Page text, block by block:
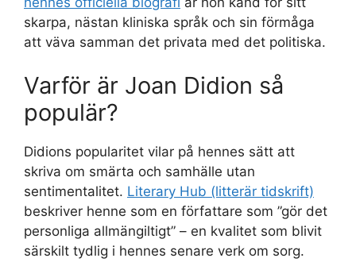
skarpa, nästan kliniska språk och sin förmåga
att väva samman det privata med det politiska.
Varför är Joan Didion så
populär?
Didions popularitet vilar på hennes sätt att
skriva om smärta och samhälle utan
sentimentalitet. Literary Hub (litterär tidskrift)
beskriver henne som en författare som ”gör det
personliga allmängiltigt” – en kvalitet som blivit
särskilt tydlig i hennes senare verk om sorg.